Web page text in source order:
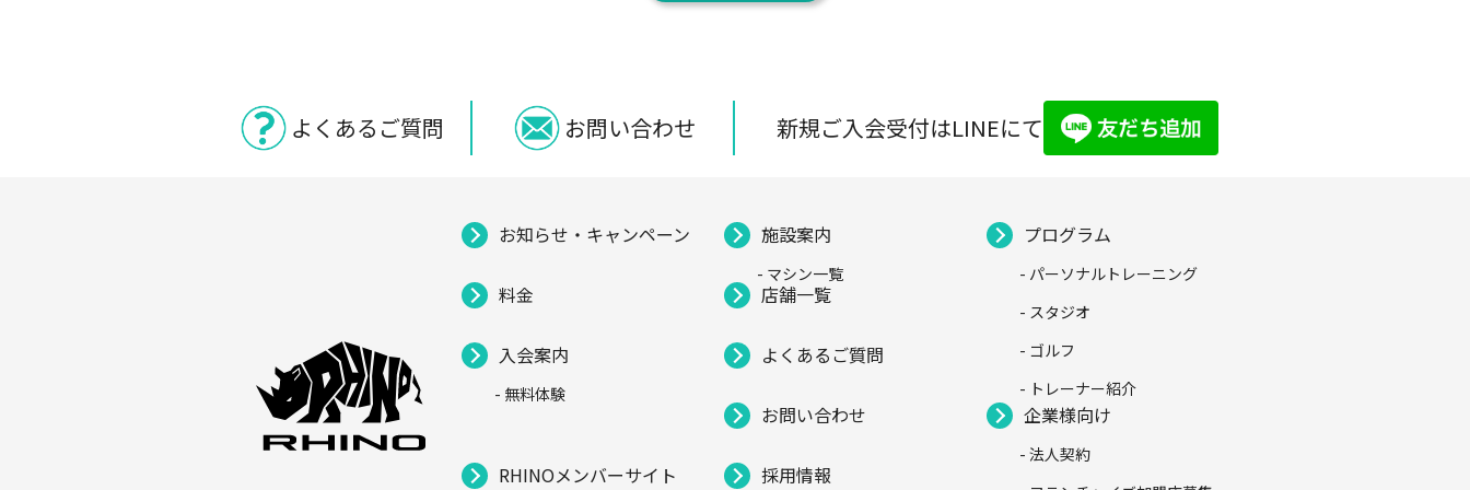
よくあるご質問 お問い合わせ 新規ご入会受付はLINEにて
お知らせ・キャンペーン 施設案内
- マシン一覧
プログラム
- パーソナルトレーニング
- スタジオ
- ゴルフ
- トレーナー紹介
料金 店舗一覧
入会案内
- 無料体験
よくあるご質問
お問い合わせ 企業様向け
- 法人契約
RHINOメンバーサイト 採用情報